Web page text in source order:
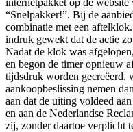
internetpakket op de
“Snelpakker!”. Bij de
combinatie met een
indruk gewekt dat de actie
Nadat de klok was
en begon de timer opnieuw
tijdsdruk worden gecreëerd,
aankoopbeslissing nemen
aan dat de uiting voldeed
en aan de Nederlandse
zij, zonder daartoe verplicht